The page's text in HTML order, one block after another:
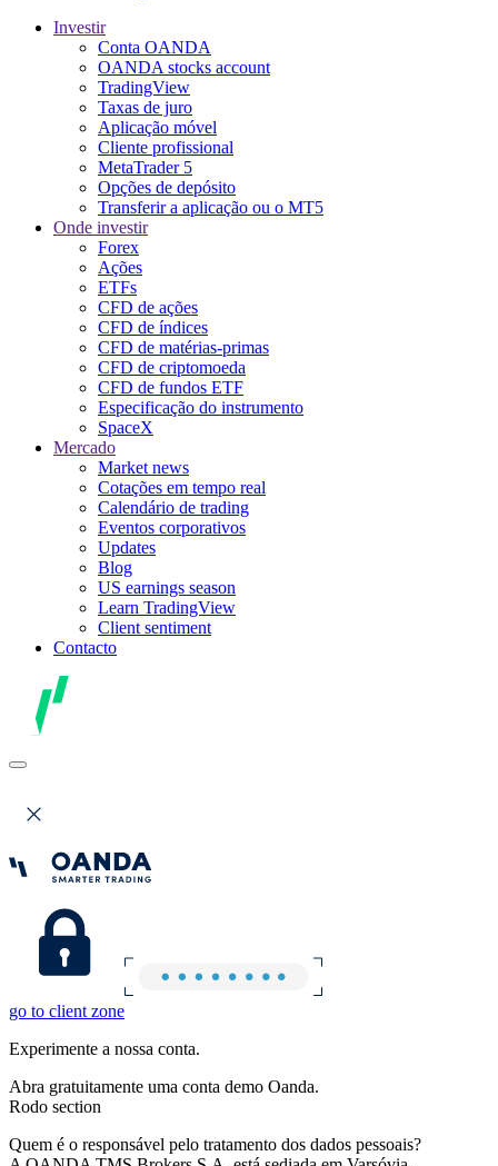
Investir
Conta OANDA
OANDA stocks account
TradingView
Taxas de juro
Aplicação móvel
Cliente profissional
MetaTrader 5
Opções de depósito
Transferir a aplicação ou o MT5
Onde investir
Forex
Ações
ETFs
CFD de ações
CFD de índices
CFD de matérias-primas
CFD de criptomoeda
CFD de fundos ETF
Especificação do instrumento
SpaceX
Mercado
Market news
Cotações em tempo real
Calendário de trading
Eventos corporativos
Updates
Blog
US earnings season
Learn TradingView
Client sentiment
Contacto
go to client zone
Experimente a nossa conta.
Abra gratuitamente uma conta demo Oanda.
Rodo section
Quem é o responsável pelo tratamento dos dados pessoais?